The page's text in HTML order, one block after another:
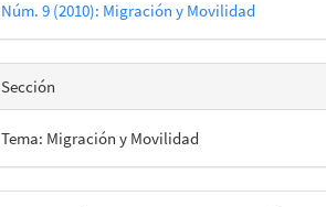
Núm. 9 (2010): Migración y Movilidad
Sección
Tema: Migración y Movilidad